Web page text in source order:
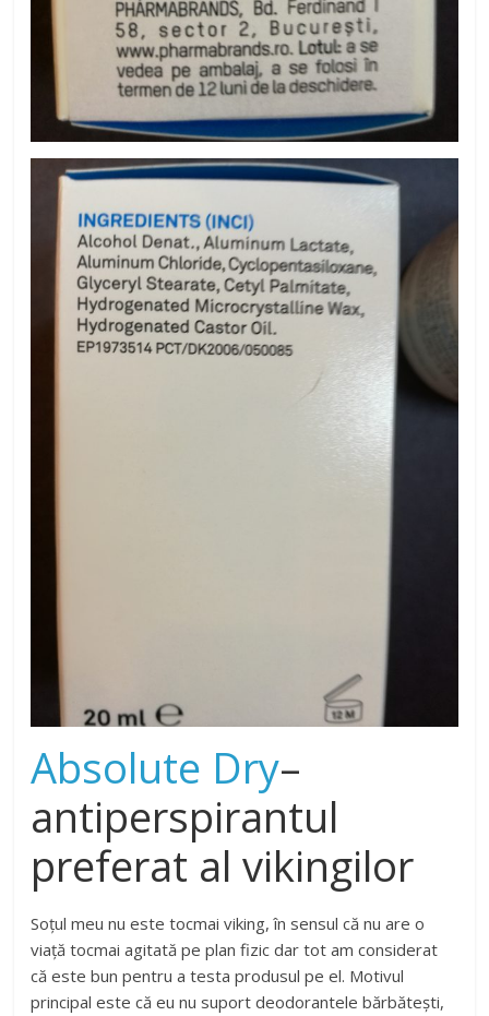
Absolute Dry–
antiperspirantul
preferat al vikingilor
Soțul meu nu este tocmai viking, în sensul că nu are o
viață tocmai agitată pe plan fizic dar tot am considerat
că este bun pentru a testa produsul pe el. Motivul
principal este că eu nu suport deodorantele bărbătești,